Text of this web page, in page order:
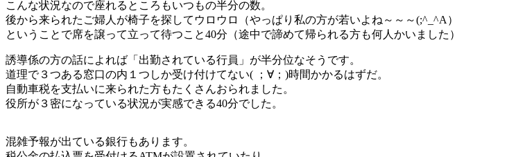
こんな状況なので座れるところもいつもの半分の数。
後から来られたご婦人が椅子を探してウロウロ（やっぱり私の方が若いよね～～～(;^_^A）
ということで席を譲って立って待つこと40分（途中で諦めて帰られる方も何人かいました）
誘導係の方の話によれば「出勤されている行員」が半分位なそうです。
道理で３つある窓口の内１つしか受け付けてない( ；∀；)時間かかるはずだ。
自動車税を支払いに来られた方もたくさんおられました。
役所が３密になっている状況が実感できる40分でした。
混雑予報が出ている銀行もあります。